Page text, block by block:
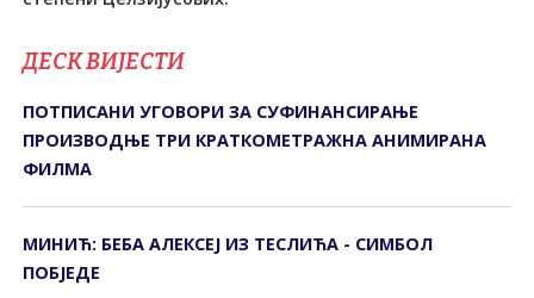
ДЕСК ВИЈЕСТИ
ПОТПИСАНИ УГОВОРИ ЗА СУФИНАНСИРАЊЕ
ПРОИЗВОДЊЕ ТРИ КРАТКОМЕТРАЖНА АНИМИРАНА
ФИЛМА
МИНИЋ: БЕБА АЛЕКСЕЈ ИЗ ТЕСЛИЋА - СИМБОЛ
ПОБЈЕДЕ